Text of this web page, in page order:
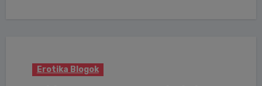
Erotika Blogok